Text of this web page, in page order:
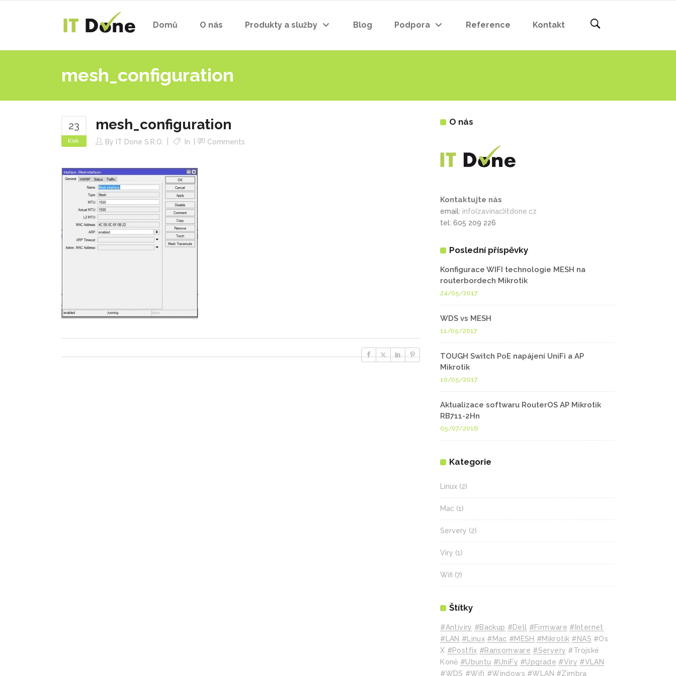
Domů O nás Produkty a služby Blog Podpora Reference Kontakt
mesh_configuration
23
Kvě
mesh_configuration
By IT Done S.r.o. In Comments
O nás
Kontaktujte nás
email: info(zavinac)itdone.cz
tel: 605 209 226
Poslední příspěvky
Konfigurace WIFI technologie MESH na
routerbordech Mikrotik
24/05/2017
WDS vs MESH
11/05/2017
TOUGH Switch PoE napájení UniFi a AP
Mikrotik
10/05/2017
Aktualizace softwaru RouterOS AP Mikrotik
RB711-2Hn
05/07/2016
Kategorie
Linux (2)
Mac (1)
Servery (2)
Viry (1)
Wifi (7)
Štítky
#Antiviry #backup #Dell #Firmware #internet
#LAN #Linux #mac #MESH #mikrotik #NAS #Os
X #Postfix #Ransomware #Servery #Trojské
Koně #Ubuntu #UniFy #Upgrade #Viry #VLAN
#WDS #wifi #Windows #WLAN #Zimbra